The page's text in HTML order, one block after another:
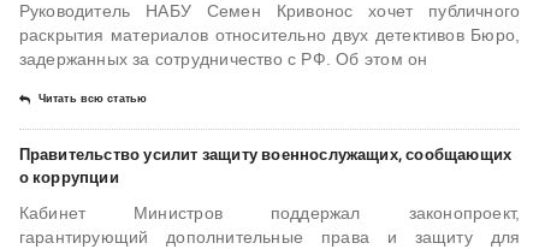
Руководитель НАБУ Семен Кривонос хочет публичного
раскрытия материалов относительно двух детективов Бюро,
задержанных за сотрудничество с РФ. Об этом он
Читать всю статью
Правительство усилит защиту военнослужащих, сообщающих
о коррупции
Кабинет Министров поддержал законопроект,
гарантирующий дополнительные права и защиту для